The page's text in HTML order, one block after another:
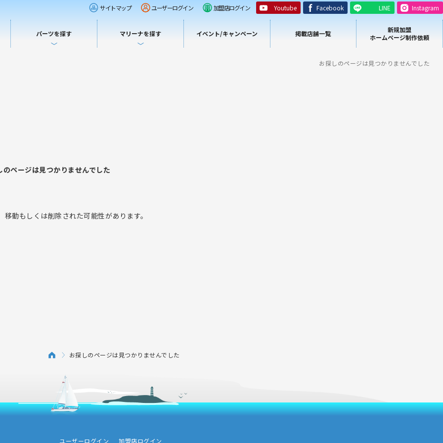
サイトマップ ユーザーログイン 加盟店ログイン Youtube Facebook LINE Instagram
パーツを探す マリーナを探す イベント/キャンペーン 掲載店舗一覧
新規加盟
ホームページ制作依頼
お探しのページは見つかりませんでした
のページは見つかりませんでした
動もしくは削除された可能性があります。
お探しのページは見つかりませんでした
ユーザーログイン 加盟店ログイン